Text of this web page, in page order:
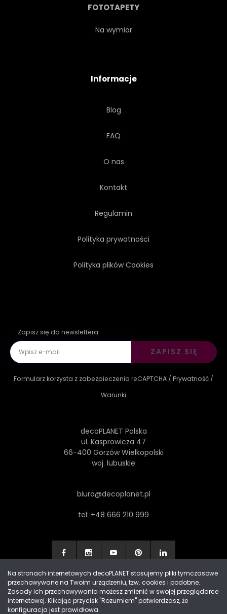
FOTOTAPETY
Na wymiar
Informacje
Blog
FAQ
O nas
Kontakt
Regulamin
Polityka prywatności
Polityka plików Cookies
Zapisz się do newslettera
ZAPISZ SIĘ
Formularz korzysta z zabezpieczenia reCAPTCHA / Prywatność /
Warunki
decoPLANET Polska
ul. Kasprowicza 47
66-400 Gorzów Wielkopolski
woj. lubuskie
biuro@decoplanet.pl
tel: +48 666 210 999
Made with by Progres Media & decoPLANET
Na stronach internetowych decoPLANET stosujemy pliki tymczasowe
przechowywane na Twoim urządzeniu, tzw. cookies i podobne.
Zasady ich przechowywania możesz zmienić w swojej przeglądarce
internetowej. Klikając przycisk "Rozumiem" potwierdzasz, że
konfiguracja jest prawidłowa.